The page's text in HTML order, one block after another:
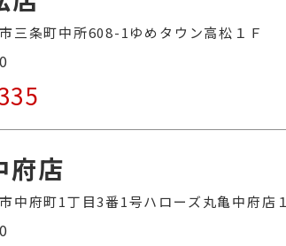
条町中所608-1ゆめタウン高松１Ｆ
府店
府町1丁目3番1号ハローズ丸亀中府店